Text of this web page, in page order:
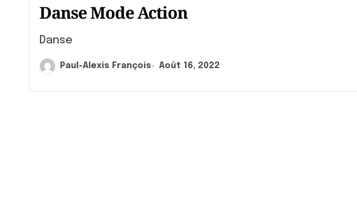
Danse Mode Action
Danse
Paul-Alexis François Août 16, 2022